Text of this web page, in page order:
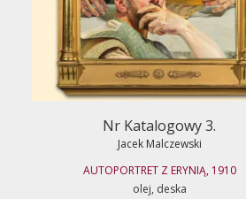
Nr Katalogowy 3.
Jacek Malczewski
AUTOPORTRET Z ERYNIĄ, 1910
olej, deska